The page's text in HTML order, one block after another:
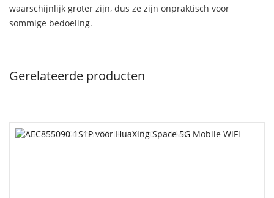
waarschijnlijk groter zijn, dus ze zijn onpraktisch voor
sommige bedoeling.
Gerelateerde producten